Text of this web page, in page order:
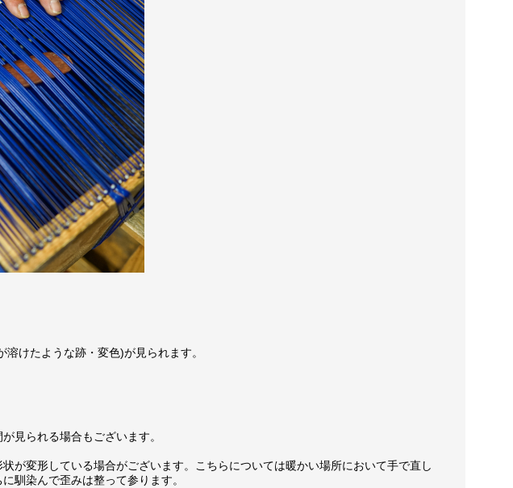
けたような跡・変色)が見られます。
見られる場合もございます。
が変形している場合がございます。こちらについては暖かい場所において手で直し
馴染んで歪みは整って参ります。